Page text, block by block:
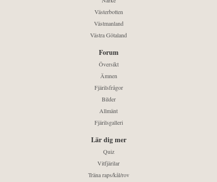
Västerbotten
Västmanland
Västra Götaland
Forum
Översikt
Ämnen
Fjärilsfrågor
Bilder
Allmänt
Fjärilsgalleri
Lär dig mer
Quiz
Vitfjärilar
Träna raps/kål/rov